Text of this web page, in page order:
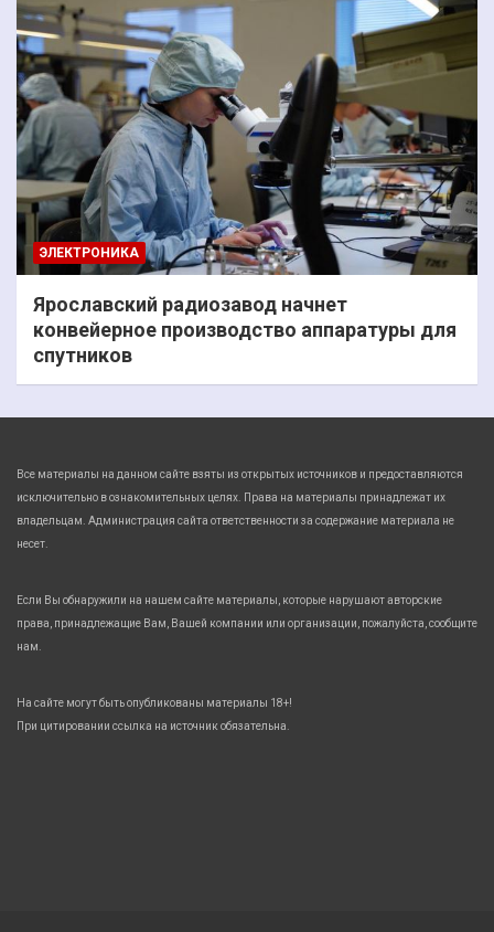
ЭЛЕКТРОНИКА
Ярославский радиозавод начнет
конвейерное производство аппаратуры для
спутников
Все материалы на данном сайте взяты из открытых источников и предоставляются
исключительно в ознакомительных целях. Права на материалы принадлежат их
владельцам. Администрация сайта ответственности за содержание материала не
несет.
Если Вы обнаружили на нашем сайте материалы, которые нарушают авторские
права, принадлежащие Вам, Вашей компании или организации, пожалуйста, сообщите
нам.
На сайте могут быть опубликованы материалы 18+!
При цитировании ссылка на источник обязательна.